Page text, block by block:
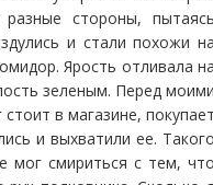
стороны,
и стали похожи
Ярость отливала
зеленым. Перед
в магазине,
и выхватили ее.
мог смириться с тем,